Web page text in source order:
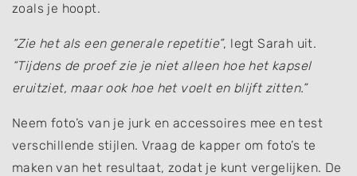
zoals je hoopt.
“Zie het als een generale repetitie”, legt Sarah uit.
“Tijdens de proef zie je niet alleen hoe het kapsel
eruitziet, maar ook hoe het voelt en blijft zitten.”
Neem foto’s van je jurk en accessoires mee en test
verschillende stijlen. Vraag de kapper om foto’s te
maken van het resultaat, zodat je kunt vergelijken. De